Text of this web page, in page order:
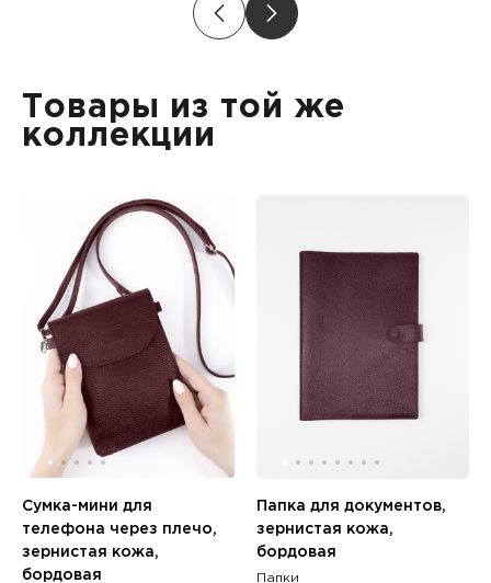
Товары из той же
коллекции
Сумка-мини для
телефона через плечо,
зернистая кожа,
бордовая
Папка для документов,
зернистая кожа,
бордовая
Папки